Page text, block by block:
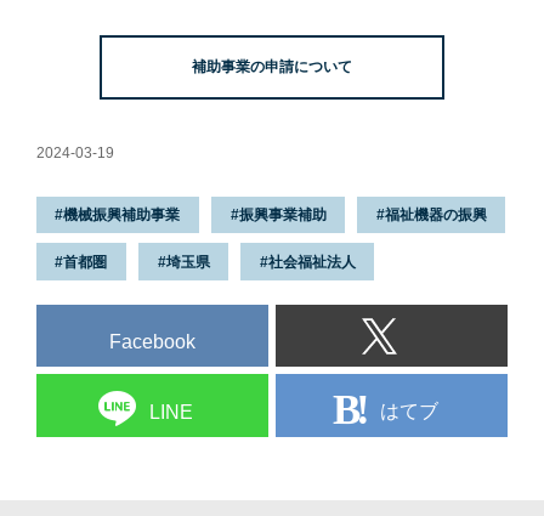
補助事業の申請について
2024-03-19
機械振興補助事業 振興事業補助 福祉機器の振興
首都圏 埼玉県 社会福祉法人
Facebook
LINE はてブ